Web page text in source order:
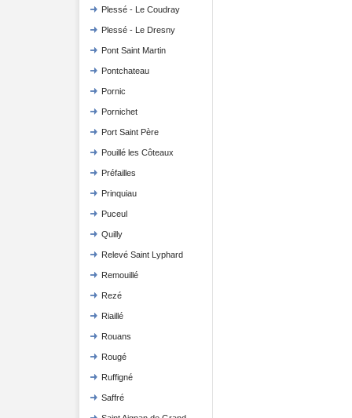
Plessé - Le Coudray
Plessé - Le Dresny
Pont Saint Martin
Pontchateau
Pornic
Pornichet
Port Saint Père
Pouillé les Côteaux
Préfailles
Prinquiau
Puceul
Quilly
Relevé Saint Lyphard
Remouillé
Rezé
Riaillé
Rouans
Rougé
Ruffigné
Saffré